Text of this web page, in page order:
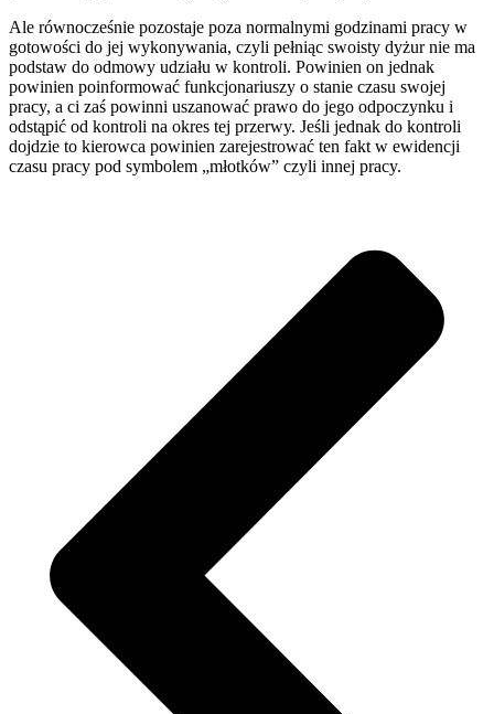
Ale równocześnie pozostaje poza normalnymi godzinami pracy w
gotowości do jej wykonywania, czyli pełniąc swoisty dyżur nie ma
podstaw do odmowy udziału w kontroli. Powinien on jednak
powinien poinformować funkcjonariuszy o stanie czasu swojej
pracy, a ci zaś powinni uszanować prawo do jego odpoczynku i
odstąpić od kontroli na okres tej przerwy. Jeśli jednak do kontroli
dojdzie to kierowca powinien zarejestrować ten fakt w ewidencji
czasu pracy pod symbolem „młotków” czyli innej pracy.